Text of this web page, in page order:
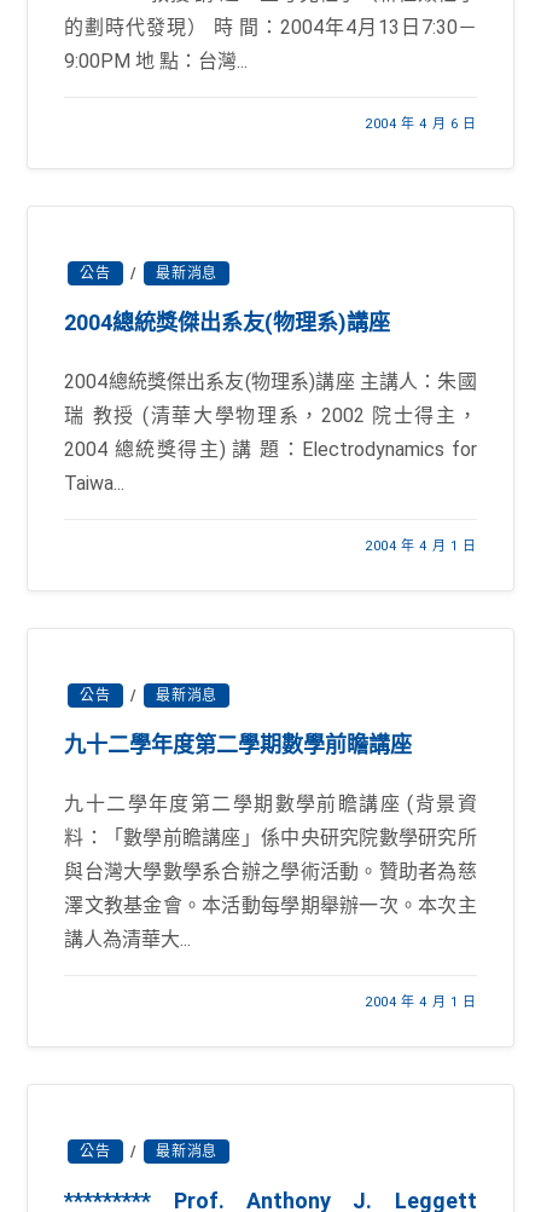
的劃時代發現） 時 間：2004年4月13日7:30－
9:00PM 地 點：台灣...
2004 年 4 月 6 日
公告 / 最新消息
2004總統獎傑出系友(物理系)講座
2004總統獎傑出系友(物理系)講座 主講人：朱國
瑞 教授 (清華大學物理系，2002 院士得主，
2004 總統獎得主) 講 題：Electrodynamics for
Taiwa...
2004 年 4 月 1 日
公告 / 最新消息
九十二學年度第二學期數學前瞻講座
九十二學年度第二學期數學前瞻講座 (背景資
料：「數學前瞻講座」係中央研究院數學研究所
與台灣大學數學系合辦之學術活動。贊助者為慈
澤文教基金會。本活動每學期舉辦一次。本次主
講人為清華大...
2004 年 4 月 1 日
公告 / 最新消息
********* Prof. Anthony J. Leggett